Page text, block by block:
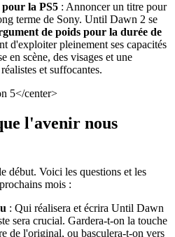
la PS5 : Annoncer un titre pour
terme de Sony. Until Dawn 2 se
de poids pour la durée de
d'exploiter pleinement ses capacités
en scène, des visages et une
et suffocantes.
</center>
l'avenir nous
début. Voici les questions et les
mois :
: Qui réalisera et écrira Until Dawn
sera crucial. Gardera-t-on la touche
de l'original, ou basculera-t-on vers